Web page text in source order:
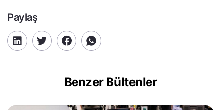
Paylaş
Benzer Bültenler